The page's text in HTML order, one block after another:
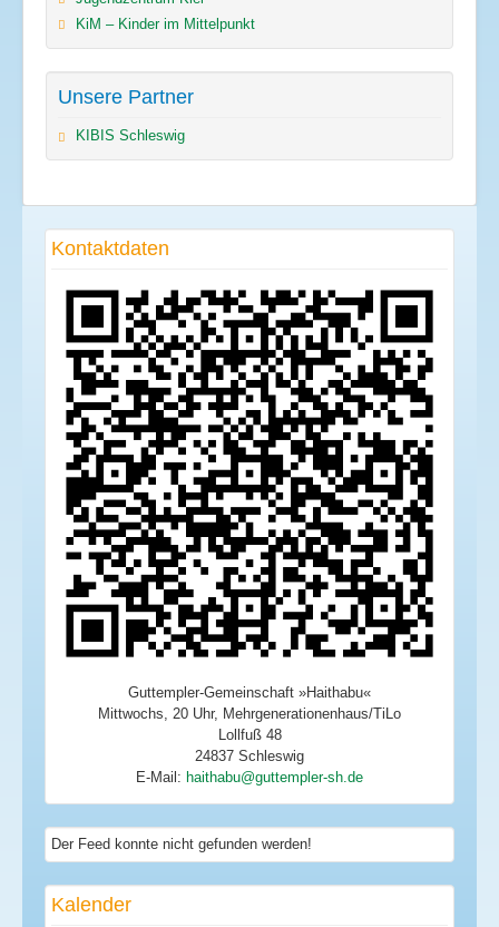
KiM – Kinder im Mittelpunkt
Unsere Partner
KIBIS Schleswig
Kontaktdaten
Guttempler-Gemeinschaft »Haithabu«
Mittwochs, 20 Uhr, Mehrgenerationenhaus/TiLo
Lollfuß 48
24837 Schleswig
E-Mail:
Der Feed konnte nicht gefunden werden!
Kalender